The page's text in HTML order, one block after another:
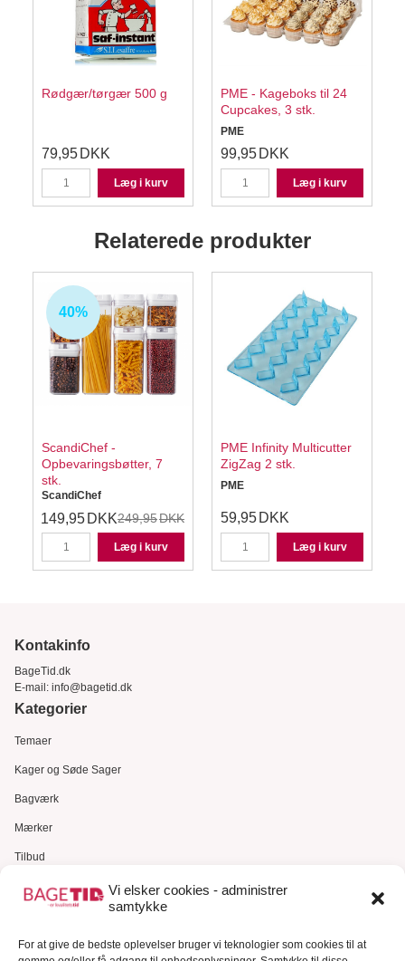
Vi elsker cookies - administrer
samtykke
For at give de bedste oplevelser bruger vi teknologier som cookies til at
Rødgær/tørgær 500 g
79,95 DKK
Læg i kurv
PME - Kageboks til 24
Cupcakes, 3 stk.
PME
99,95 DKK
Læg i kurv
Relaterede produkter
40%
ScandiChef -
Opbevaringsbøtter, 7
stk.
ScandiChef
249,95DKK
149,95 DKK
Læg i kurv
PME Infinity Multicutter
ZigZag 2 stk.
PME
59,95 DKK
Læg i kurv
Kontakinfo
BageTid.dk
E-mail: info@bagetid.dk
Kategorier
Temaer
Kager og Søde Sager
Bagværk
Mærker
Tilbud
Gavekort
Kundeservice
Kundeservice